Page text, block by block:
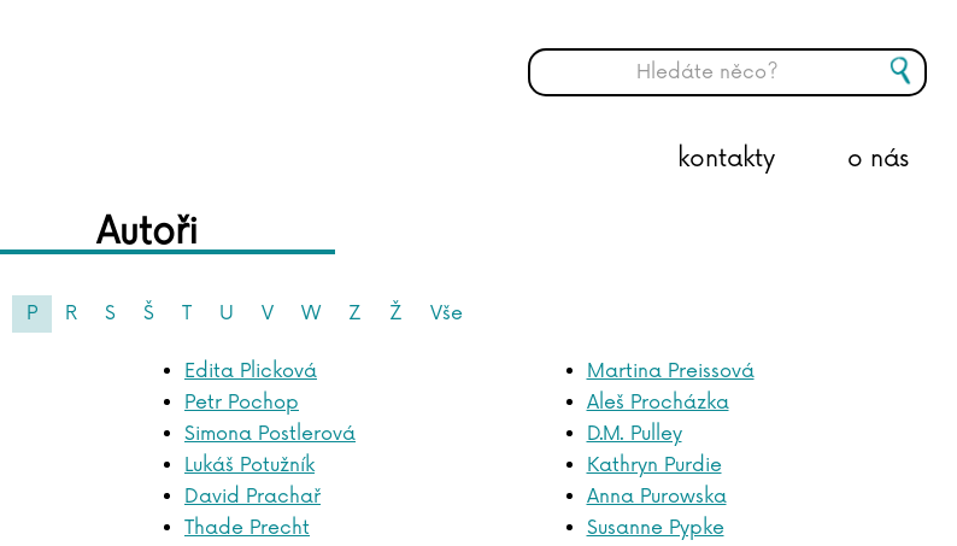
o nás
kontakty
Autoři
P R S Š T U V W Z Ž Vše
Edita Plicková
Petr Pochop
Simona Postlerová
Lukáš Potužník
David Prachař
Thade Precht
Martina Preissová
Aleš Procházka
D.M. Pulley
Kathryn Purdie
Anna Purowska
Susanne Pypke